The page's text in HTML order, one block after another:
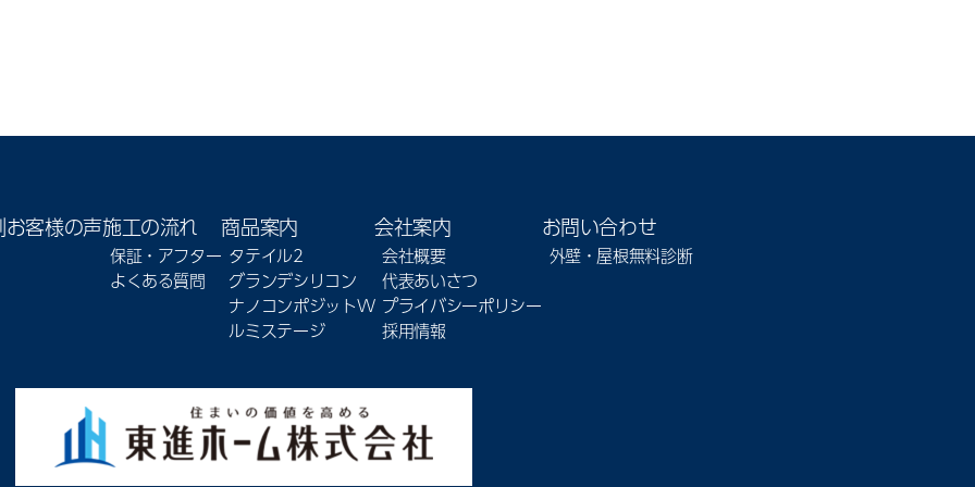
お客様の声施工の流れ
保証・アフター
よくある質問
商品案内
タテイル2
グランデシリコン
ナノコンポジットW
ルミステージ
会社案内
会社概要
代表あいさつ
プライバシーポリシー
採用情報
お問い合わせ
外壁・屋根無料診断